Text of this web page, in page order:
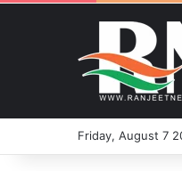
Friday, August 7